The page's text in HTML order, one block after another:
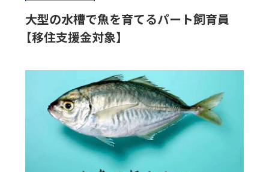
大型の水槽で魚を育てるパート飼育員
【移住支援金対象】